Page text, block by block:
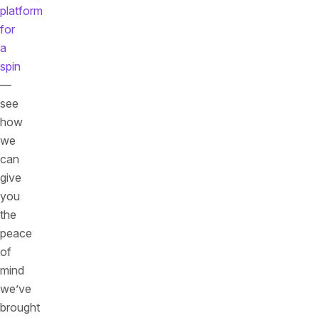
platform
for
a
spin
—
see
how
we
can
give
you
the
peace
of
mind
we’ve
brought